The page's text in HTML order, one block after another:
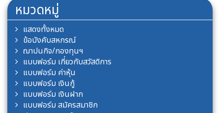
หมวดหมู่
แสดงทั้งหมด
ข้อบังคับสหกรณ์
ฌาปนกิจ/กองทุนฯ
แบบฟอร์ม เกี่ยวกับสวัสดิการ
แบบฟอร์ม ค่าหุ้น
แบบฟอร์ม เงินกู้
แบบฟอร์ม เงินฝาก
แบบฟอร์ม สมัครสมาชิก